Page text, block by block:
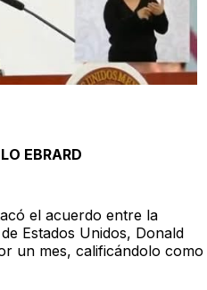
EBRARD
el acuerdo entre la
Estados Unidos, Donald
un mes, calificándolo como